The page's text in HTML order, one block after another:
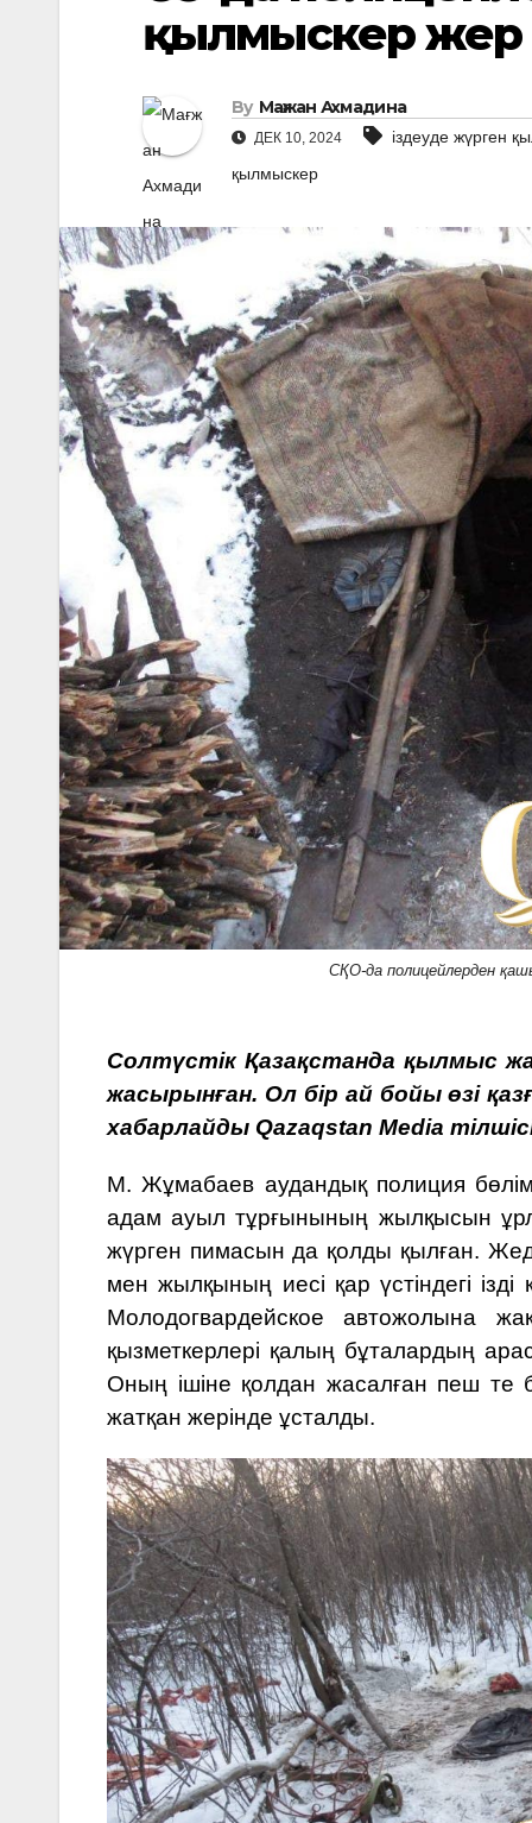
қылмыскер жер
By Мағжан Ахмадина
ДЕК 10, 2024 іздеуде жүрген
қылмыскер
СҚО-да полицейлерден
Солтүстік Қазақстанда қылмыс
жасырынған. Ол бір ай бойы өзі
хабарлайды Qazaqstan Media
М. Жұмабаев аудандық полиция
адам ауыл тұрғынының жылқысын
жүрген пимасын да қолды қылған.
мен жылқының иесі қар үстіндегі
Молодогвардейское автожолына
қызметкерлері қалың бұталардың
Оның ішіне қолдан жасалған пеш
жатқан жерінде ұсталды.